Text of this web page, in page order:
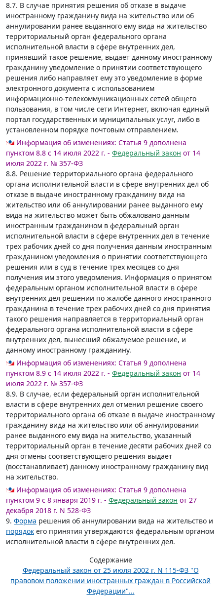
8.7. В случае принятия решения об отказе в выдаче
иностранному гражданину вида на жительство или об
аннулировании ранее выданного ему вида на жительство
территориальный орган федерального органа
исполнительной власти в сфере внутренних дел,
принявший такое решение, выдает данному иностранному
гражданину уведомление о принятии соответствующего
решения либо направляет ему это уведомление в форме
электронного документа с использованием
информационно-телекоммуникационных сетей общего
пользования, в том числе сети Интернет, включая единый
портал государственных и муниципальных услуг, либо в
установленном порядке почтовым отправлением.
Информация об изменениях: Статья 9 дополнена
пунктом 8.8 с 14 июля 2022 г. - Федеральный закон от 14
июля 2022 г. № 357-ФЗ
8.8. Решение территориального органа федерального
органа исполнительной власти в сфере внутренних дел об
отказе в выдаче иностранному гражданину вида на
жительство или об аннулировании ранее выданного ему
вида на жительство может быть обжаловано данным
иностранным гражданином в федеральный орган
исполнительной власти в сфере внутренних дел в течение
трех рабочих дней со дня получения данным иностранным
гражданином уведомления о принятии соответствующего
решения или в суд в течение трех месяцев со дня
получения им этого уведомления. Информация о принятом
федеральным органом исполнительной власти в сфере
внутренних дел решении по жалобе данного иностранного
гражданина в течение трех рабочих дней со дня принятия
такого решения направляется в территориальный орган
федерального органа исполнительной власти в сфере
внутренних дел, вынесший обжалуемое решение, и
данному иностранному гражданину.
Информация об изменениях: Статья 9 дополнена
пунктом 8.9 с 14 июля 2022 г. - Федеральный закон от 14
июля 2022 г. № 357-ФЗ
8.9. В случае, если федеральный орган исполнительной
власти в сфере внутренних дел отменил решение своего
территориального органа об отказе в выдаче иностранному
гражданину вида на жительство или об аннулировании
ранее выданного ему вида на жительство, указанный
территориальный орган в течение десяти рабочих дней со
дня отмены соответствующего решения выдает
(восстанавливает) данному иностранному гражданину вид
на жительство.
Информация об изменениях: Статья 9 дополнена
пунктом 9 с 8 января 2019 г. - Федеральный закон от 27
декабря 2018 г. N 528-ФЗ
9. Форма решения об аннулировании вида на жительство и
порядок его принятия утверждаются федеральным органом
исполнительной власти в сфере внутренних дел.
Содержание
Федеральный закон от 25 июля 2002 г. N 115-ФЗ "О
правовом положении иностранных граждан в Российской
Федерации"...